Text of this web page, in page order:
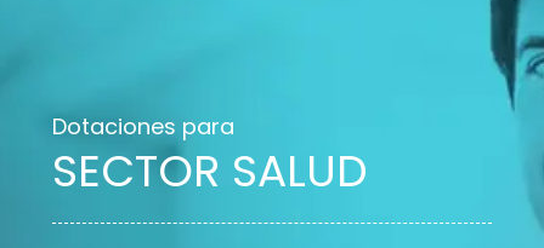
Dotaciones para
SECTOR SALUD